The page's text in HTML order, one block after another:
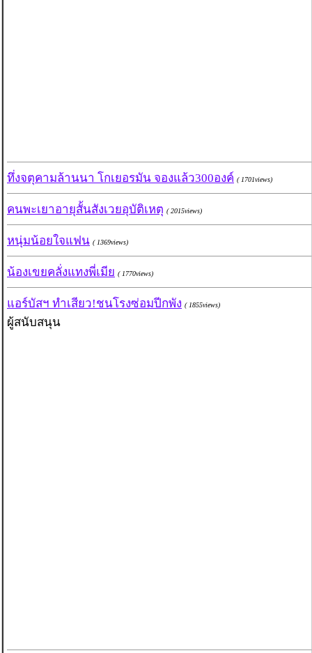
ทึ่งจตุคามล้านนา โกเยอรมัน จองแล้ว300องค์ ( 1701views)
คนพะเยาอายุสั้นสังเวยอุบัติเหตุ ( 2015views)
หนุ่มน้อยใจแฟน ( 1369views)
น้องเขยคลั่งแทงพี่เมีย ( 1770views)
แอร์บัสฯ ทำเสียว!ชนโรงซ่อมปีกพัง ( 1855views)
ผู้สนับสนุน